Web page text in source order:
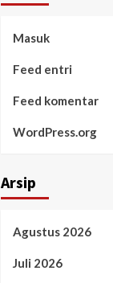
Masuk
Feed entri
Feed komentar
WordPress.org
Arsip
Agustus 2026
Juli 2026